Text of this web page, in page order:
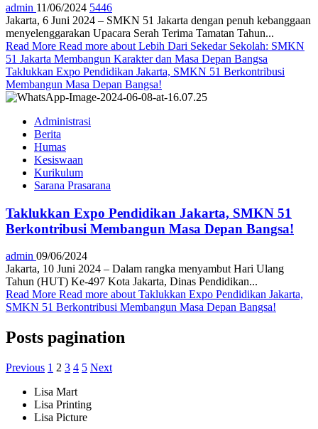
admin 11/06/2024 5446
Jakarta, 6 Juni 2024 – SMKN 51 Jakarta dengan penuh kebanggaan
menyelenggarakan Upacara Serah Terima Tamatan Tahun...
Read More Read more about Lebih Dari Sekedar Sekolah: SMKN
51 Jakarta Membangun Karakter dan Masa Depan Bangsa
Taklukkan Expo Pendidikan Jakarta, SMKN 51 Berkontribusi
Membangun Masa Depan Bangsa!
Administrasi
Berita
Humas
Kesiswaan
Kurikulum
Sarana Prasarana
Taklukkan Expo Pendidikan Jakarta, SMKN 51
Berkontribusi Membangun Masa Depan Bangsa!
admin 09/06/2024
Jakarta, 10 Juni 2024 – Dalam rangka menyambut Hari Ulang
Tahun (HUT) Ke-497 Kota Jakarta, Dinas Pendidikan...
Read More Read more about Taklukkan Expo Pendidikan Jakarta,
SMKN 51 Berkontribusi Membangun Masa Depan Bangsa!
Posts pagination
Previous 1 2 3 4 5 Next
Lisa Mart
Lisa Printing
Lisa Picture